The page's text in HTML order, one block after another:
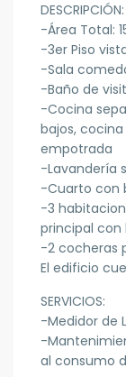
DESCRIPCIÓN:
-Área Total:
-3er Piso
-Sala
-Baño de
-Cocina
bajos,
empotrada
-Lavandería
-Cuarto con
-3
principal con
-2 cocheras
El edificio
SERVICIOS:
-Medidor de
-
al consumo